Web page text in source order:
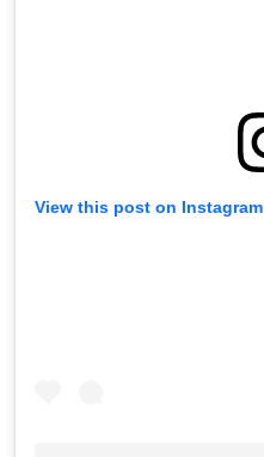
View this post on Instagram